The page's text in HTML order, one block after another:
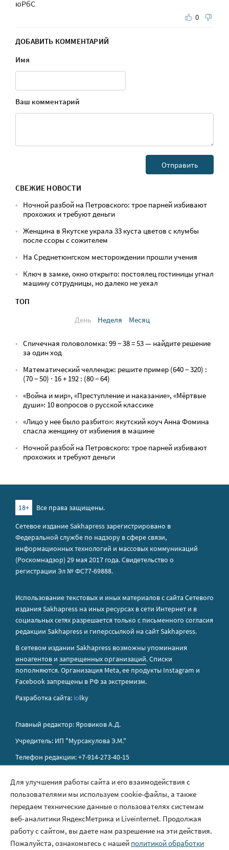
юРбС
0
ДОБАВИТЬ КОММЕНТАРИЙ
Имя
Ваш комментарий
СВЕЖИЕ НОВОСТИ
Ночной разбой на Петровского: трое парней избивают
прохожих и требуют деньги
Женщина в Якутске украла 33 куста цветов с клумбы
после ссоры с сожителем
На Среднетюнгском месторождении прошли учения
Ключ в замке, окно открыто: постоялец гостиницы угнал
машину сотрудницы, но далеко не уехал
ТОП
День
Неделя Месяц
Спичечная головоломка: 99 − 38 = 53 — найдите решение
за один ход
Математический челлендж: решите пример (640 − 320) :
(70 − 50) · 16 + 192 : (80 − 64)
«Война и мир», «Преступление и наказание», «Мёртвые
души»: 10 вопросов о русской классике
«Лицо у нее было разбито»: якутский коуч Анна Фомина
спасла женщину от избиения в машине
Ночной разбой на Петровского: трое парней избивают
прохожих и требуют деньги
18+
Все права защищены.
Сетевое издание Sakhapress зарегистрировано в
Федеральной службе по надзору в сфере связи,
информационных технологий и массовых коммуникаций
(Роскомнадзор) 29 мая 2017 года. Свидетельство о
регистрации Эл № ФС77-69888.
Использование текстовых и иных материалов с сайта Сетевого
издания Sakhapress на иных ресурсах в сети Интернет и в
социальных сетях разрешается только с письменного согласия
редакции Sakhapress и гиперссылкой на сайт Sakhapress.
В сетевом издании Sakhapress возможны упоминания
иноагентов и запрещенных организаций. Списки
пополняются. Организация Metа, ее продукты Instagram и
Facebook запрещены в РФ за экстремизм.
Разработка сайта: iolky
Главный редактор: Яровиков А.Д.
Учредитель: ИП "Мурсакулова Э.М."
Телефон редакции: +7-914-273-40-15
Правила сайта
Политика обработки персональных данных
Размещение рекламы
Для улучшения работы сайта и его взаимодействия с
пользователями мы используем cookie-файлы, а также
передаем технические данные о пользователях системам
веб-аналитики ЯндексМетрика и Liveinternet. Продолжая
работу с сайтом, вы даете нам разрешение на эти действия.
Пожалуйста, ознакомьтесь с нашей политикой обработки